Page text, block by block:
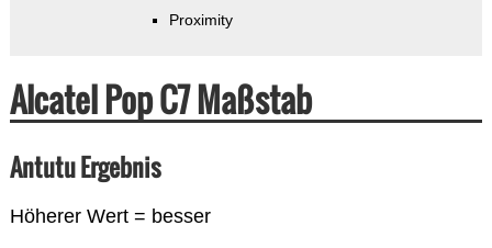
Proximity
Alcatel Pop C7 Maßstab
Antutu Ergebnis
Höherer Wert = besser